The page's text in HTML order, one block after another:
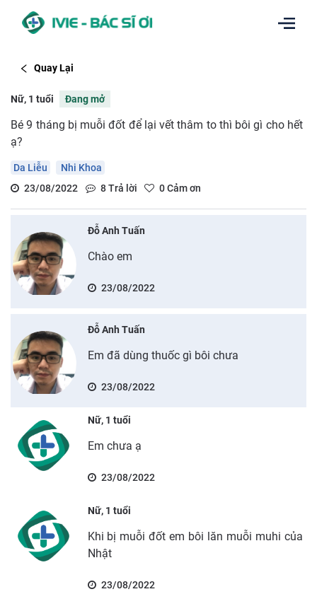
Quay Lại
Nữ, 1 tuổi Đang mở
Bé 9 tháng bị muỗi đốt để lại vết thâm to thì bôi gì cho hết
ạ?
Da Liễu
Nhi Khoa
23/08/2022
8Trả lời 0Cảm ơn
Đỗ Anh Tuấn
Chào em
23/08/2022
Đỗ Anh Tuấn
Em đã dùng thuốc gì bôi chưa
23/08/2022
Nữ, 1 tuổi
Em chưa ạ
23/08/2022
Nữ, 1 tuổi
Khi bị muỗi đốt em bôi lăn muỗi muhi của
Nhật
23/08/2022